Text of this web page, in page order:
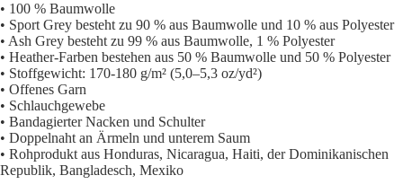
• 100 % Baumwolle
• Sport Grey besteht zu 90 % aus Baumwolle und 10 % aus Polyester
• Ash Grey besteht zu 99 % aus Baumwolle, 1 % Polyester
• Heather-Farben bestehen aus 50 % Baumwolle und 50 % Polyester
• Stoffgewicht: 170-180 g/m² (5,0–5,3 oz/yd²)
• Offenes Garn
• Schlauchgewebe
• Bandagierter Nacken und Schulter
• Doppelnaht an Ärmeln und unterem Saum
• Rohprodukt aus Honduras, Nicaragua, Haiti, der Dominikanischen
Republik, Bangladesch, Mexiko